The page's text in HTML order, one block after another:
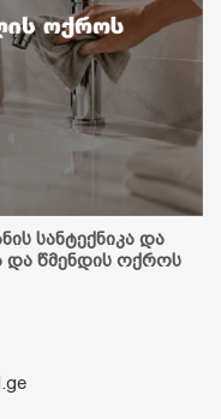
სანტექნიკა და
და წმენდის ოქროს